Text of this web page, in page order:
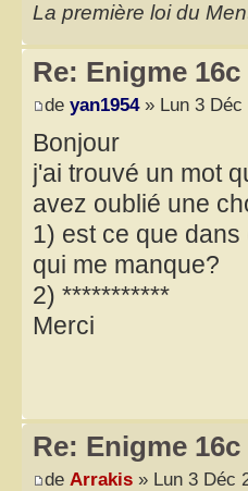
La première loi du
Re: Enigme 16c
de yan1954» Lun 3 Déc
Bonjour
j'ai trouvé un mot
avez oublié une
1) est ce que
qui me manque?
2) ***********
Merci
Re: Enigme 16c
de Arrakis » Lun 3 Déc